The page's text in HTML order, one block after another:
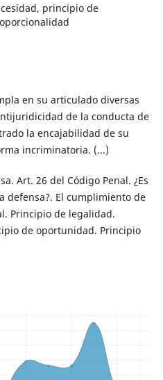
principio de
en su articulado diversas
de la conducta de
la encajabilidad de su
incriminatoria. (...)
Art. 26 del Código Penal. ¿Es
defensa?. El cumplimiento de
Principio de legalidad.
de oportunidad. Principio